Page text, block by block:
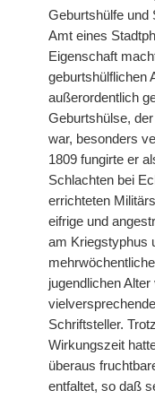
Geburtshülfe und
Amt eines
Eigenschaft
geburtshülflichen
außerordentlich
Geburtshülse,
war, besonders
1809 fungirte er
Schlachten bei
errichteten
eifrige und
am Kriegstyphus
jugendlichen
Schriftsteller.
Wirkungszeit
überaus
entfaltet, so daß